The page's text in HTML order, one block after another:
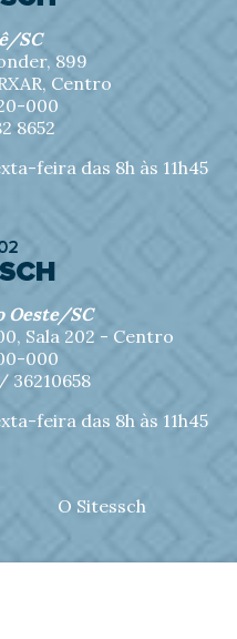
SC
899
Centro
000
8652
feira das 8h às 11h45
Oeste/SC
Sala 202 - Centro
000
36210658
feira das 8h às 11h45
O Sitessch